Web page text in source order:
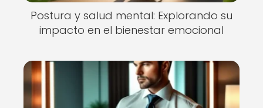
Postura y salud mental: Explorando su
impacto en el bienestar emocional